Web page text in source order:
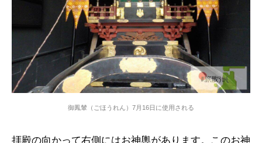
御鳳輦（ごほうれん）7月16日に使用される
拝殿の向かって右側にはお神輿があります。このお神